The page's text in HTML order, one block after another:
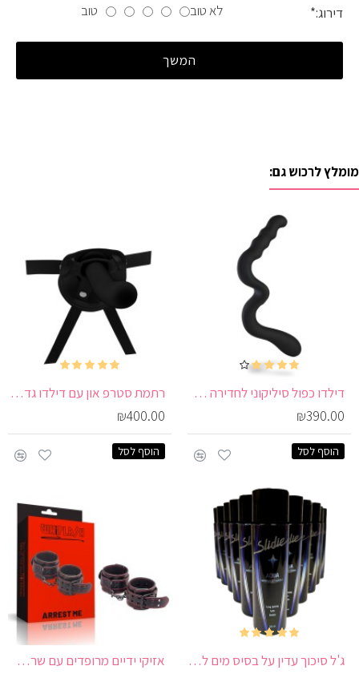
דירוג:
לא טוב טוב
המשך
מומלץ לרכוש גם:
דילדו כפול סיליקוני לחדירה הדדית עם עיצוב אנטומי ייחודי | NEW WAVE
₪390.00
הוסף לסל
רתמת סטרפ און עם דילדו גדול וגמיש במיוחד | Strapon Set Large
₪400.00
הוסף לסל
ג'ל סיכוך עדין על בסיס מים לנשים ולתחושת החלקה טבעית | Slide AQUA
אזיקי ידיים מרופדים עם שרשרת | Arrest Me